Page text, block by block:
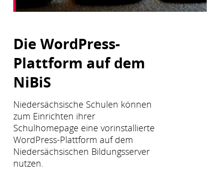
Die WordPress-
Plattform auf dem
NiBiS
Niedersächsische Schulen können
zum Einrichten ihrer
Schulhomepage eine vorinstallierte
WordPress-Plattform auf dem
Niedersächsischen Bildungsserver
nutzen.